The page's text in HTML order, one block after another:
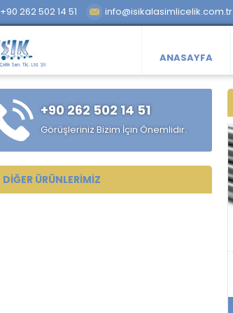
+90 262 502 14 51 info@isikalasimlicelik.com.tr
ANASAYFA
+90 262 502 14 51
Görüşleriniz Bizim İçin Önemlidir.
DIĞER ÜRÜNLERIMIZ